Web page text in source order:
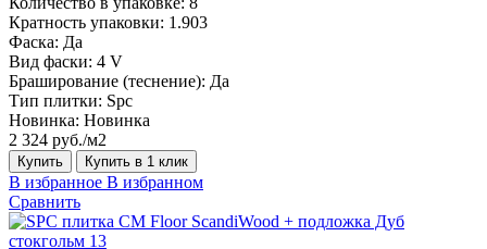
Кратность упаковки: 1.903
Фаска: Да
Вид фаски: 4 V
Браширование (теснение): Да
Тип плитки: Spc
Новинка: Новинка
2 324 руб./м2
Купить Купить в 1 клик
В избранное В избранном
Сравнить